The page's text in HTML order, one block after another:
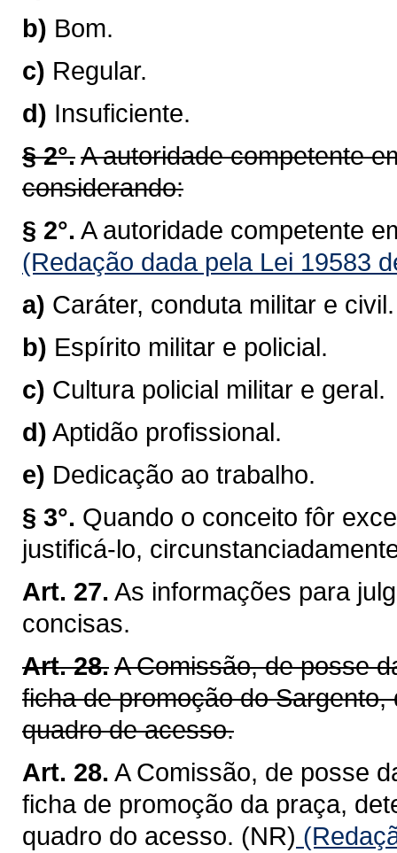
b) Bom.
c) Regular.
d) Insuficiente.
§ 2°.A autoridade competente
considerando:
§ 2°. A autoridade competente
(Redação dada pela Lei 19583
a) Caráter, conduta militar e civil.
b) Espírito militar e policial.
c) Cultura policial militar e geral.
d) Aptidão profissional.
e) Dedicação ao trabalho.
§ 3°. Quando o conceito fôr
justificá-lo,
Art. 27. As informações para
concisas.
Art. 28.A Comissão, de posse
ficha de promoção do
quadro de acesso.
Art. 28. A Comissão, de posse
ficha de promoção da praça,
quadro do acesso. (NR)